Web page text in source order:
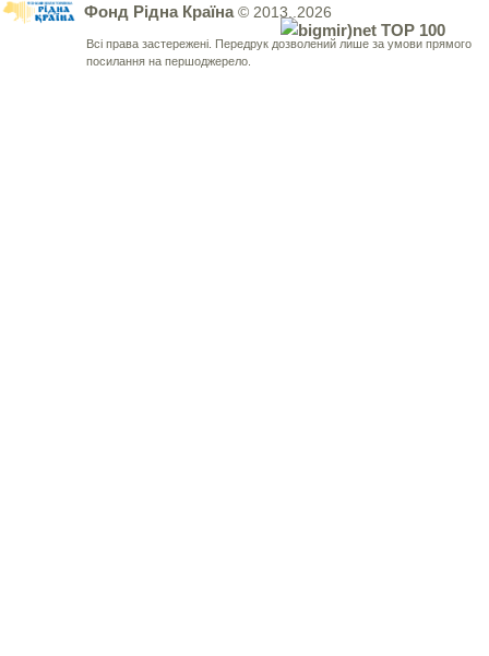
Фонд Рідна Країна© 2013..2026
Всі права застережені. Передрук дозволений лише за умови прямого
посилання на першоджерело.